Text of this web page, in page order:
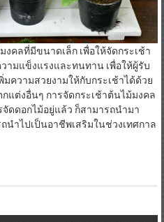
งคลที่มีขนาดเล็ก เพื่อให้จัดกระเช้า
ามแข็งแรงและทนทาน เพื่อให้ผู้รับ
ความสวยงามให้กับกระเช้าได้ด้วย
แต่งอื่นๆ การจัดกระเช้าต้นไม้มงคล
ดดอกไม้อยู่แล้ว ก็สามารถนำมา
นำไปเป็นอาชีพเสริมในช่วงเทศกาล